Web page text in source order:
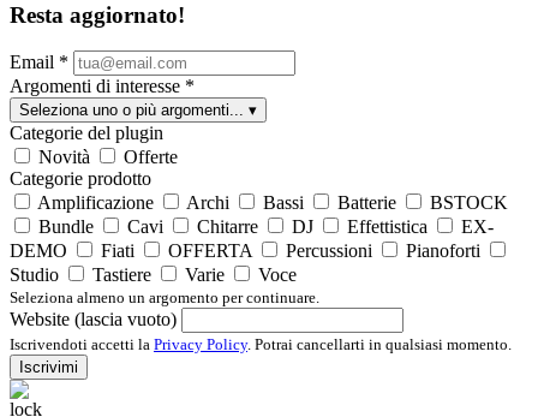
Resta aggiornato!
Email *
Argomenti di interesse *
Seleziona uno o più argomenti... ▾
Categorie del plugin
Novità
Offerte
Categorie prodotto
Amplificazione
Archi Bassi Batterie
BSTOCK
Bundle
Cavi Chitarre DJ Effettistica
EX-
DEMO
Fiati OFFERTA Percussioni
Pianoforti
Studio
Tastiere Varie Voce
Seleziona almeno un argomento per continuare.
Website (lascia vuoto)
Iscrivendoti accetti la Privacy Policy. Potrai cancellarti in qualsiasi momento.
Iscrivimi